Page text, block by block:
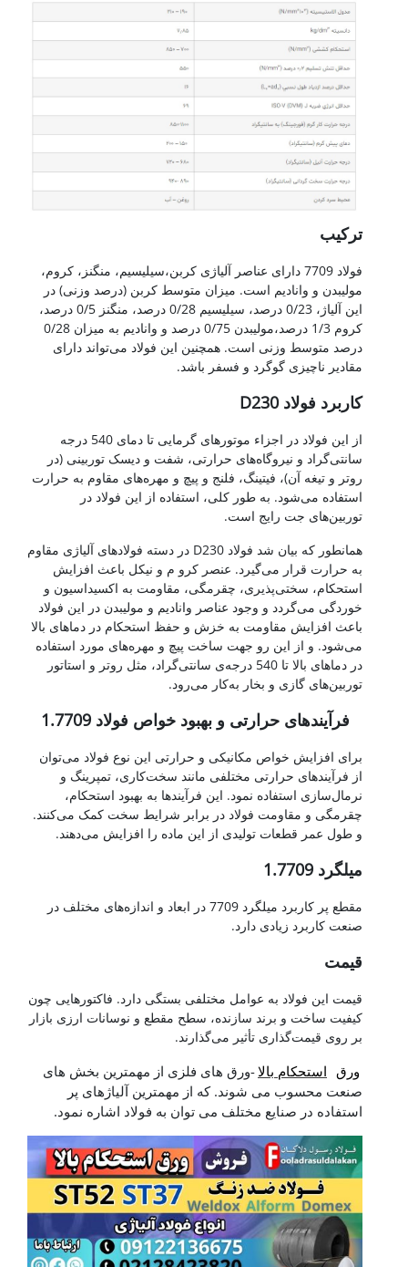
ترکیب
فولاد 7709 دارای عناصر آلیاژی کربن،سیلیسیم، منگنز، کروم،
مولیبدن و وانادیم است. میزان متوسط کربن (درصد وزنی) در
این آلیاژ، 0/23 درصد، سیلیسیم 0/28 درصد، منگنز 0/5 درصد،
کروم 1/3 درصد،مولیبدن 0/75 درصد و وانادیم به میزان 0/28
درصد متوسط وزنی است. همچنین این فولاد می‌تواند دارای
مقادیر ناچیزی گوگرد و فسفر باشد.
کاربرد فولاد D230
از این فولاد در اجزاء موتورهای گرمایی تا دمای 540 درجه
سانتی‌گراد و نیروگاه‌های حرارتی، شفت و دیسک توربینی (در
روتر و تیغه آن)، فیتینگ، فلنج و پیچ و مهره‌های مقاوم به حرارت
استفاده می‌شود. به طور کلی، استفاده از این فولاد در
توربین‌های جت رایج است.
همانطور که بیان شد فولاد D230 در دسته فولادهای آلیاژی مقاوم
به حرارت قرار می‌گیرد. عنصر کرو م و نیکل باعث افزایش
استحکام، سختی‌پذیری، چقرمگی، مقاومت به اکسیداسیون و
خوردگی می‌گردد و وجود عناصر وانادیم و مولیبدن در این فولاد
باعث افزایش مقاومت به خزش و حفظ استحکام در دماهای بالا
می‌شود. و از این رو جهت ساخت پیچ و مهره‌های مورد استفاده
در دماهای بالا تا 540 درجه‌ی سانتی‌گراد، مثل روتر و استاتور
توربین‌های گازی و بخار به‌کار می‌رود.
فرآیندهای حرارتی و بهبود خواص فولاد 1.7709
برای افزایش خواص مکانیکی و حرارتی این نوع فولاد می‌توان
از فرآیندهای حرارتی مختلفی مانند سخت‌کاری، تمپرینگ و
نرمال‌سازی استفاده نمود. این فرآیندها به بهبود استحکام،
چقرمگی و مقاومت فولاد در برابر شرایط سخت کمک می‌کنند.
و طول عمر قطعات تولیدی از این ماده را افزایش می‌دهند.
میلگرد 1.7709
مقطع پر کاربرد میلگرد 7709 در ابعاد و اندازه‌های مختلف در
صنعت کاربرد زیادی دارد.
قیمت
قیمت این فولاد به عوامل مختلفی بستگی دارد. فاکتورهایی چون
کیفیت ساخت و برند سازنده، سطح مقطع و نوسانات ارزی بازار
بر روی قیمت‌گذاری تأثیر می‌گذارند.
ورق استحکام بالا-ورق های فلزی از مهمترین بخش های
صنعت محسوب می شوند. که از مهمترین آلیاژهای پر
استفاده در صنایع مختلف می توان به فولاد اشاره نمود.